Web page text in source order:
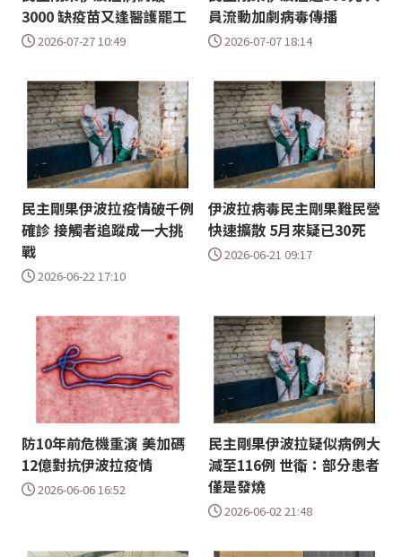
3000 缺疫苗又逢醫護罷工
2026-07-27 10:49
員流動加劇病毒傳播
2026-07-07 18:14
民主剛果伊波拉疫情破千例
確診 接觸者追蹤成一大挑
戰
2026-06-22 17:10
伊波拉病毒民主剛果難民營
快速擴散 5月來疑已30死
2026-06-21 09:17
防10年前危機重演 美加碼
12億對抗伊波拉疫情
2026-06-06 16:52
民主剛果伊波拉疑似病例大
減至116例 世衛：部分患者
僅是發燒
2026-06-02 21:48